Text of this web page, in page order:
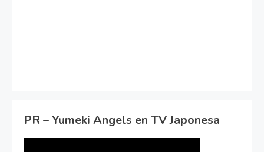
PR – Yumeki Angels en TV Japonesa